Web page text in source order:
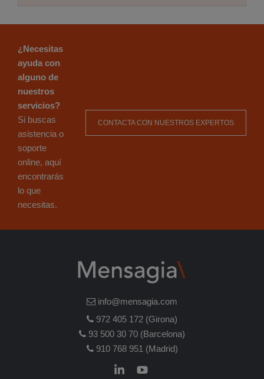
¿Necesitas
ayuda con
alguno de
nuestros
servicios?
Si buscas
asistencia o
soporte
online, aquí
encontrarás
lo que
necesitas.
CONTACTA CON NUESTROS EXPERTOS
info@mensagia.com
972 405 172 (Girona)
93 500 30 70 (Barcelona)
910 768 951 (Madrid)